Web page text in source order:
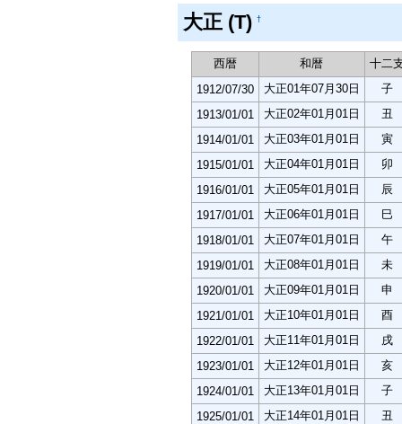
大正 (T) †
西暦 和暦
十二
1912/07/30
大正01年07月30日
子
1913/01/01
大正02年01月01日
丑
1914/01/01
大正03年01月01日
寅
1915/01/01
大正04年01月01日
卯
1916/01/01
大正05年01月01日
辰
1917/01/01
大正06年01月01日
巳
1918/01/01
大正07年01月01日
午
1919/01/01
大正08年01月01日
未
1920/01/01
大正09年01月01日
申
1921/01/01
大正10年01月01日
酉
1922/01/01
大正11年01月01日
戌
1923/01/01
大正12年01月01日
亥
1924/01/01
大正13年01月01日
子
1925/01/01
大正14年01月01日
丑